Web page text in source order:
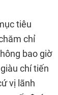
tiêu
chỉ
bao giờ
chí tiến
vị lãnh